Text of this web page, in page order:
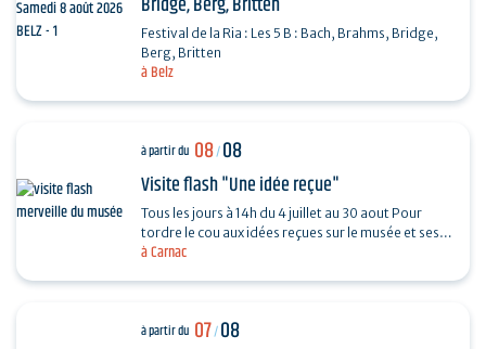
à Belz
Festival de la Ria : Les 5 B : Bach, Brahms, Bridge,
Berg, Britten
à Carnac
à partir du 08/08
Visite flash "Une idée reçue"
Tous les jours à 14h du 4 juillet au 30 aout Pour
tordre le cou aux idées reçues sur le musée et ses
collections, piochez au hasard une question et…
à partir du 07/08